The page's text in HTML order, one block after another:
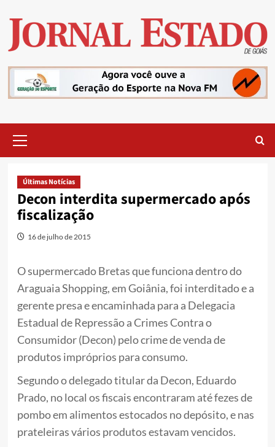
content
Menu
Últimas Notícias
Decon interdita supermercado após
fiscalização
16 de julho de 2015
O supermercado Bretas que funciona dentro do
Araguaia Shopping, em Goiânia, foi interditado e a
gerente presa e encaminhada para a Delegacia
Estadual de Repressão a Crimes Contra o
Consumidor (Decon) pelo crime de venda de
produtos impróprios para consumo.
Segundo o delegado titular da Decon, Eduardo
Prado, no local os fiscais encontraram até fezes de
pombo em alimentos estocados no depósito, e nas
prateleiras vários produtos estavam vencidos.